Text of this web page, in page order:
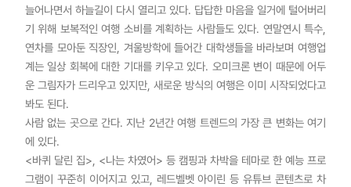
늘어나면서 하늘길이 다시 열리고 있다. 답답한 마음을 일거에 털어버리
기 위해 보복적인 여행 소비를 계획하는 사람들도 있다. 연말연시 특수,
연차를 모아둔 직장인, 겨울방학에 들어간 대학생들을 바라보며 여행업
계는 일상 회복에 대한 기대를 키우고 있다. 오미크론 변이 때문에 어두
운 그림자가 드리우고 있지만, 새로운 방식의 여행은 이미 시작되었다고
봐도 된다.
사람 없는 곳으로 간다. 지난 2년간 여행 트렌드의 가장 큰 변화는 여기
에 있다.
<바퀴 달린 집>, <나는 차였어> 등 캠핑과 차박을 테마로 한 예능 프로
그램이 꾸준히 이어지고 있고, 레드벨벳 아이린 등 유튜브 콘텐츠로 차